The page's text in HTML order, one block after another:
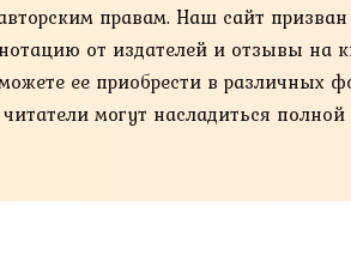
правам. Наш сайт
от издателей и отзывы на
ее приобрести в различных
могут насладиться